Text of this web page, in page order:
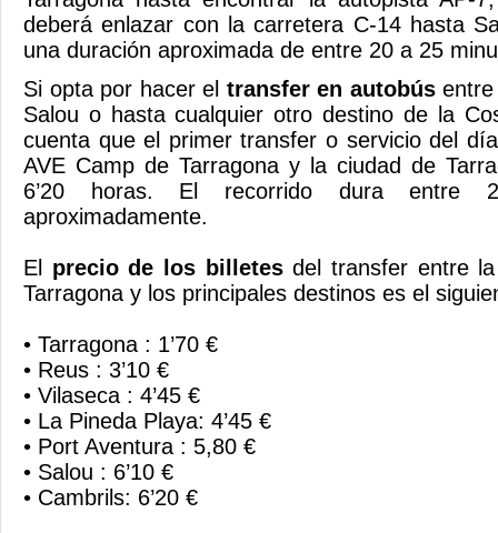
deberá enlazar con la carretera C-14 hasta
una duración aproximada de entre 20 a 25
Si opta por hacer el transfer en autobús
Salou o hasta cualquier otro destino de la
cuenta que el primer transfer o servicio del
AVE Camp de Tarragona y la ciudad de
6’20 horas. El recorrido dura entre
aproximadamente.
El precio de los billetesdel transfer entre
Tarragona y los principales destinos es el
• Tarragona : 1’70 €
• Reus : 3’10 €
• Vilaseca : 4’45 €
• La Pineda Playa: 4’45 €
• Port Aventura : 5,80 €
• Salou : 6’10 €
• Cambrils: 6’20 €